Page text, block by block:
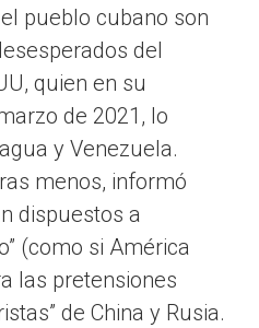
pueblo cubano son
del
quien en su
de 2021, lo
y Venezuela.
menos, informó
dispuestos a
(como si América
las pretensiones
de China y Rusia.